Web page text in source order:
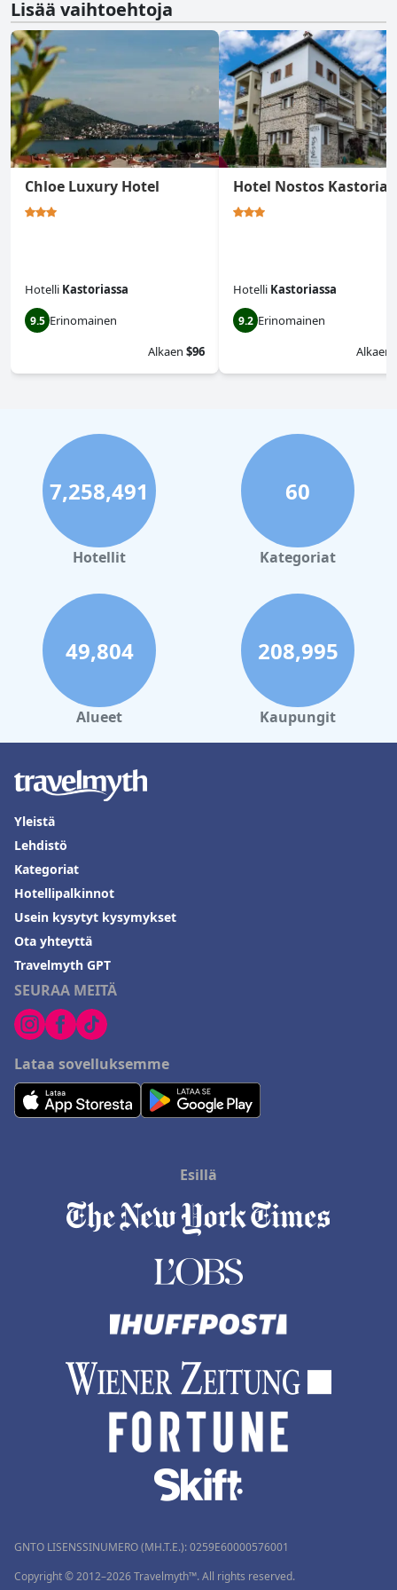
Lisää vaihtoehtoja
Chloe Luxury Hotel
Hotelli Kastoriassa
9.5 Erinomainen
Alkaen $96
Hotel Nostos Kastoria
Hotelli Kastoriassa
9.2 Erinomainen
Alkaen
7,258,491
Hotellit
60
Kategoriat
49,804
Alueet
208,995
Kaupungit
SEURAA MEITÄ
Lataa sovelluksemme
Yleistä
Lehdistö
Kategoriat
Hotellipalkinnot
Usein kysytyt kysymykset
Ota yhteyttä
Travelmyth GPT
Esillä
GNTO LISENSSINUMERO (MH.T.E.): 0259Ε60000576001
Copyright © 2012–2026 Travelmyth™. All rights reserved.